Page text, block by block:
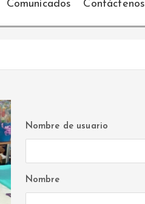
Comunicados Contáctenos
Nombre de usuario
Nombre